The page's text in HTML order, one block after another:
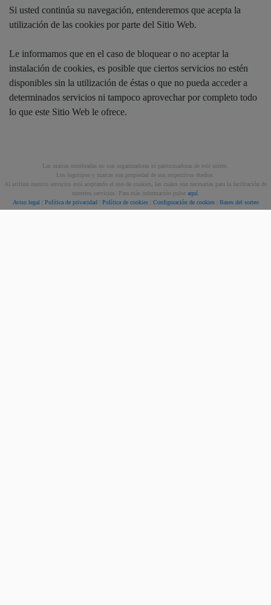
Si usted continúa su navegación, entenderemos que acepta la
utilización de las cookies por parte del Sitio Web.
Le informamos que en el caso de bloquear o no aceptar la
instalación de cookies, es posible que ciertos servicios no estén
disponibles sin la utilización de éstas o que no pueda acceder a
determinados servicios ni tampoco aprovechar por completo todo
lo que este Sitio Web le ofrece.
Las marcas nombradas no son organizadoras ni patrocinadoras de este sorteo.
Los logotipos y marcas son propiedad de sus respectivos dueños.
Al utilizar nuestro servicios está aceptando el uso de cookies, las cuales son necesarias para la facilitación de
nuestros servicios. Para más información pulse aquí.
Aviso legal
Política de privacidad| Política de cookies| Configuración de cookies| Bases del sorteo